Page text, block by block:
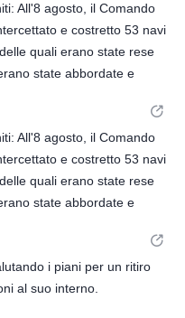
All'8 agosto, il Comando
e costretto 53 navi
quali erano state rese
state abbordate e
di attraversare il blocco
umanitario.
All'8 agosto, il Comando
e costretto 53 navi
quali erano state rese
state abbordate e
di attraversare il blocco
umanitario.
i piani per un ritiro
al suo interno.